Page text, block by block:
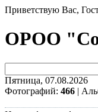
Приветствую Вас,
ОРОО
Пятница, 07.08.2026
Фотографий: 466 |